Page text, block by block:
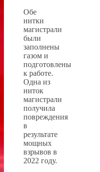
Обе
нитки
магистрали
были
заполнены
газом и
подготовлены
к работе.
Одна из
ниток
магистрали
получила
повреждения
в
результате
мощных
взрывов в
2022 году.